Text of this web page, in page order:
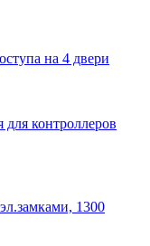
на 4 двери
контроллеров
1300